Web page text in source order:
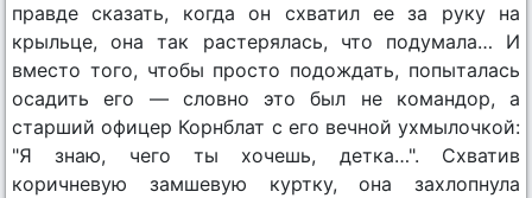
правде сказать, когда он схватил ее за руку на
крыльце, она так растерялась, что подумала… И
вместо того, чтобы просто подождать, попыталась
осадить его — словно это был не командор, а
старший офицер Корнблат с его вечной ухмылочкой:
"Я знаю, чего ты хочешь, детка…". Схватив
коричневую замшевую куртку, она захлопнула